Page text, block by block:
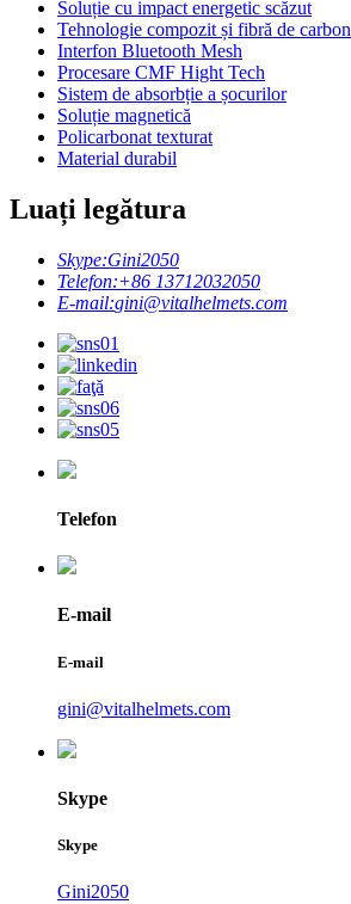
Soluție cu impact energetic scăzut
Tehnologie compozit și fibră de carbon
Interfon Bluetooth Mesh
Procesare CMF Hight Tech
Sistem de absorbție a șocurilor
Soluție magnetică
Policarbonat texturat
Material durabil
Luați legătura
Skype:Gini2050
Telefon:+86 13712032050
E-mail:gini@vitalhelmets.com
Telefon
E-mail
E-mail
gini@vitalhelmets.com
Skype
Skype
Gini2050